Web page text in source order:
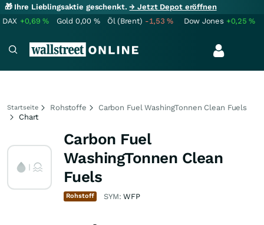
🎁 Ihre Lieblingsaktie geschenkt.→ Jetzt Depot eröffnen
DAX +0,69% Gold 0,00 % Öl (Brent) -1,53% Dow Jones +0,25%
Startseite Rohstoffe
Carbon Fuel WashingTonnen Clean Fuels
Chart
Carbon Fuel
WashingTonnen Clean
Fuels
Rohstoff SYM:WFP